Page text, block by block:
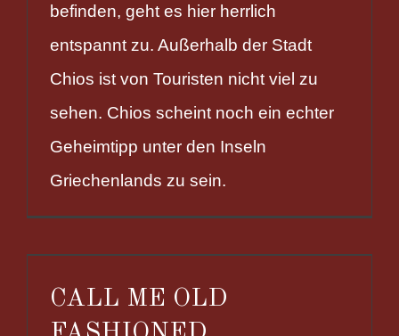
befinden, geht es hier herrlich
entspannt zu. Außerhalb der Stadt
Chios ist von Touristen nicht viel zu
sehen. Chios scheint noch ein echter
Geheimtipp unter den Inseln
Griechenlands zu sein.
CALL ME OLD